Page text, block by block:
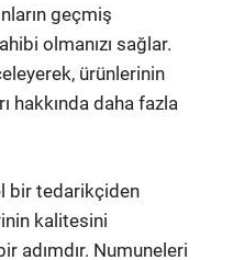
geçmiş
olmanızı sağlar.
ürünlerinin
hakkında daha fazla
bir tedarikçiden
kalitesini
adımdır. Numuneleri